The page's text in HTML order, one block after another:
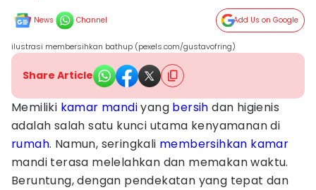
News Channel Add Us on Google
ilustrasi membersihkan bathup (pexels.com/gustavofring)
Share Article
Memiliki kamar mandiyang bersih dan higienis
adalah salah satu kunci utama kenyamanan di
rumah. Namun, seringkali membersihkan kamar
mandi terasa melelahkan dan memakan waktu.
Beruntung, dengan pendekatan yang tepat dan